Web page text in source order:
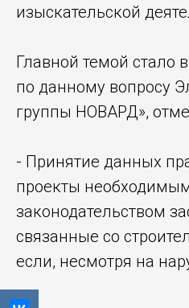
изыскательской
Главной темой
по данному вопросу
группы НОВАРД»,
- Принятие данных
проекты
законодательством
связанные со
если, несмотря на